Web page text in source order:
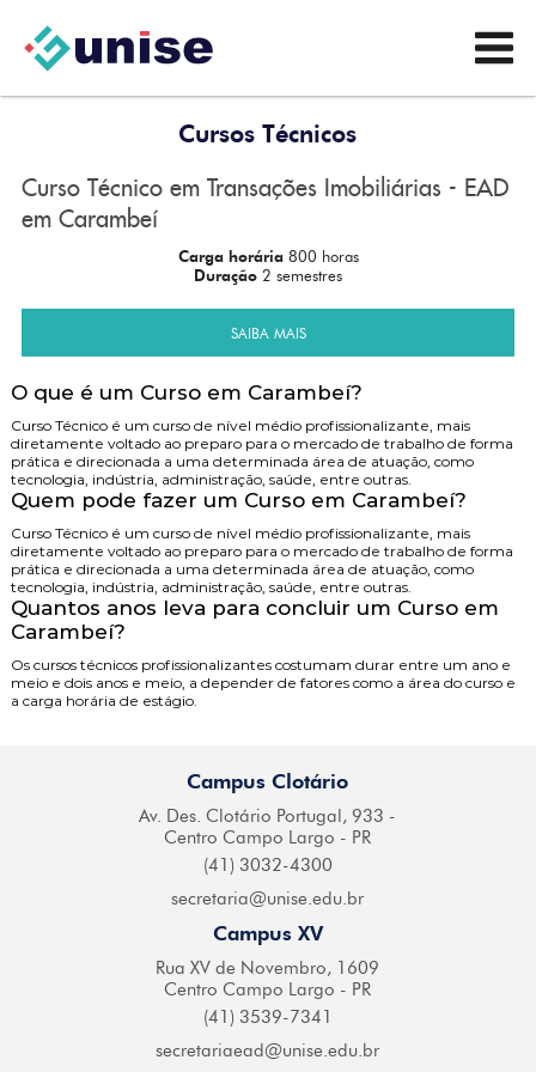
Cursos Técnicos
Curso Técnico em Transações Imobiliárias - EAD
em Carambeí
Carga horária 800 horas
Duração 2 semestres
SAIBA MAIS
O que é um Curso em Carambeí?
Curso Técnico é um curso de nível médio profissionalizante, mais
diretamente voltado ao preparo para o mercado de trabalho de forma
prática e direcionada a uma determinada área de atuação, como
tecnologia, indústria, administração, saúde, entre outras.
Quem pode fazer um Curso em Carambeí?
Curso Técnico é um curso de nível médio profissionalizante, mais
diretamente voltado ao preparo para o mercado de trabalho de forma
prática e direcionada a uma determinada área de atuação, como
tecnologia, indústria, administração, saúde, entre outras.
Quantos anos leva para concluir um Curso em
Carambeí?
Os cursos técnicos profissionalizantes costumam durar entre um ano e
meio e dois anos e meio, a depender de fatores como a área do curso e
a carga horária de estágio.
Campus Clotário
Av. Des. Clotário Portugal, 933 -
Centro Campo Largo - PR
(41) 3032-4300
secretaria@unise.edu.br
Campus XV
Rua XV de Novembro, 1609
Centro Campo Largo - PR
(41) 3539-7341
secretariaead@unise.edu.br